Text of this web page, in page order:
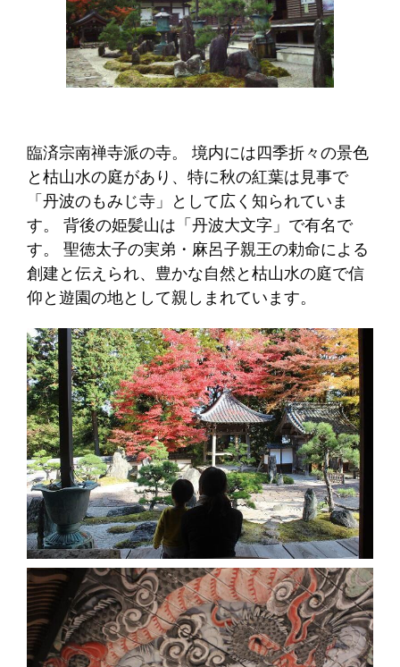
臨済宗南禅寺派の寺。 境内には四季折々の景色
と枯山水の庭があり、特に秋の紅葉は見事で
「丹波のもみじ寺」として広く知られていま
す。 背後の姫髪山は「丹波大文字」で有名で
す。 聖徳太子の実弟・麻呂子親王の勅命による
創建と伝えられ、豊かな自然と枯山水の庭で信
仰と遊園の地として親しまれています。